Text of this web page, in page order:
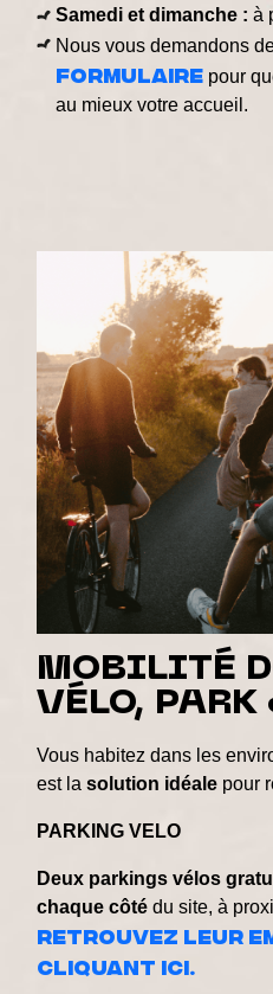
Samedi et dimanche : à
Nous vous demandons
formulaire pour
au mieux votre accueil.
MOBILITÉ
VÉLO,
Vous habitez dans les
est lasolution idéale pour
PARKING VELO
Deux parkings vélos
chaque côté du site, à
Retrouvez leur
cliquant ici.